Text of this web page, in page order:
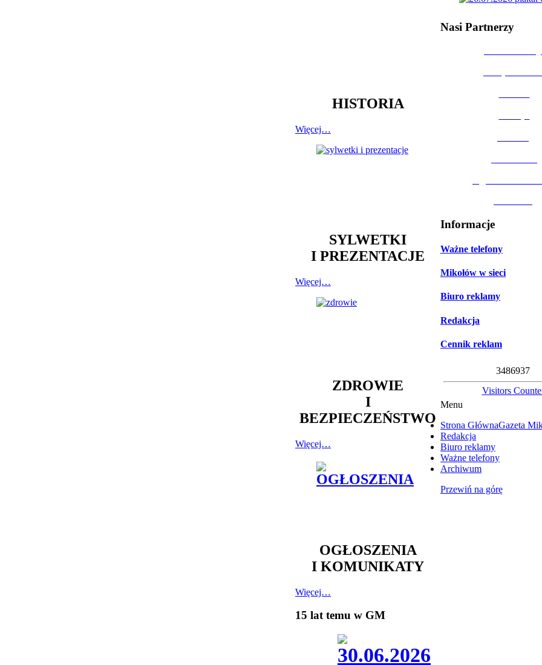
HISTORIA
Więcej…
SYLWETKI
I PREZENTACJE
Więcej…
ZDROWIE
I
BEZPIECZEŃSTWO
Więcej…
OGŁOSZENIA
I KOMUNIKATY
Więcej…
15 lat temu w GM
Nasi Partnerzy
Informacje
Ważne telefony
Mikołów w sieci
Biuro reklamy
Redakcja
Cennik reklam
3486937
Visitors
Menu
Strona GłównaGazeta
Redakcja
Biuro reklamy
Ważne telefony
Archiwum
Przewiń na górę